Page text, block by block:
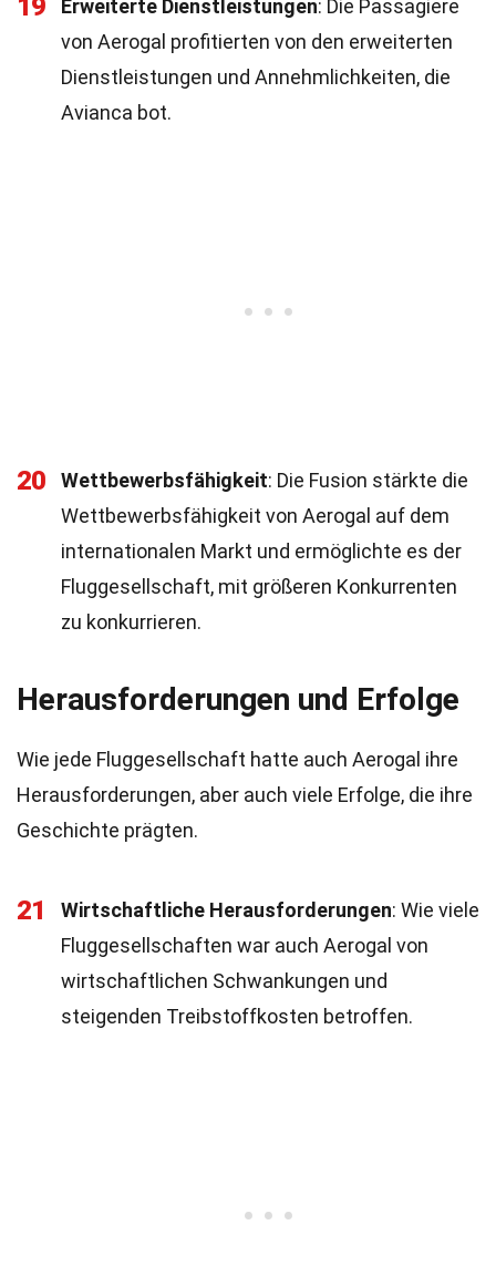
19 Erweiterte Dienstleistungen: Die Passagiere
von Aerogal profitierten von den erweiterten
Dienstleistungen und Annehmlichkeiten, die
Avianca bot.
20 Wettbewerbsfähigkeit: Die Fusion stärkte die
Wettbewerbsfähigkeit von Aerogal auf dem
internationalen Markt und ermöglichte es der
Fluggesellschaft, mit größeren Konkurrenten
zu konkurrieren.
Herausforderungen und Erfolge
Wie jede Fluggesellschaft hatte auch Aerogal ihre
Herausforderungen, aber auch viele Erfolge, die ihre
Geschichte prägten.
21 Wirtschaftliche Herausforderungen: Wie viele
Fluggesellschaften war auch Aerogal von
wirtschaftlichen Schwankungen und
steigenden Treibstoffkosten betroffen.